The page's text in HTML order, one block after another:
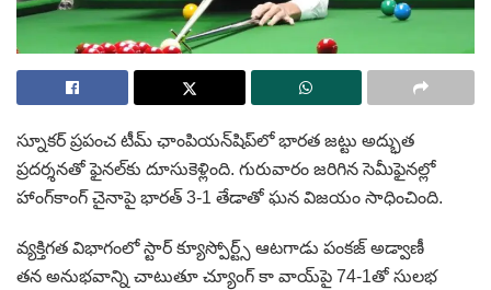
స్నూకర్ ప్రపంచ టీమ్ ఛాంపియన్‌షిప్‌లో భారత జట్టు అద్భుత
ప్రదర్శనతో ఫైనల్‌కు దూసుకెళ్లింది. గురువారం జరిగిన సెమీఫైనల్లో
హాంగ్‌కాంగ్ చైనాపై భారత్ 3-1 తేడాతో ఘన విజయం సాధించింది.
వ్యక్తిగత విభాగంలో స్టార్ క్యూస్పోర్ట్స్ ఆటగాడు పంకజ్ అడ్వాణీ
తన అనుభవాన్ని చాటుతూ చ్యూంగ్ కా వాయ్‌పై 74-1తో సులభ